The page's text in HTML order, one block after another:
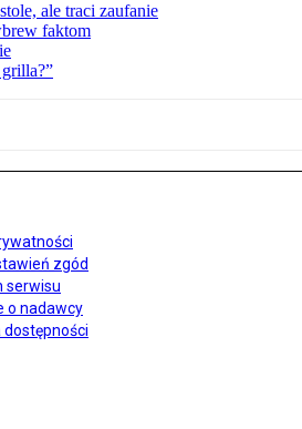
ale traci zaufanie
faktom
zgód
serwisu
o nadawcy
dostępności